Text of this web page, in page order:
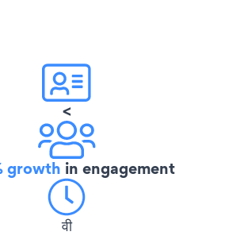
<
growth in engagement
वी